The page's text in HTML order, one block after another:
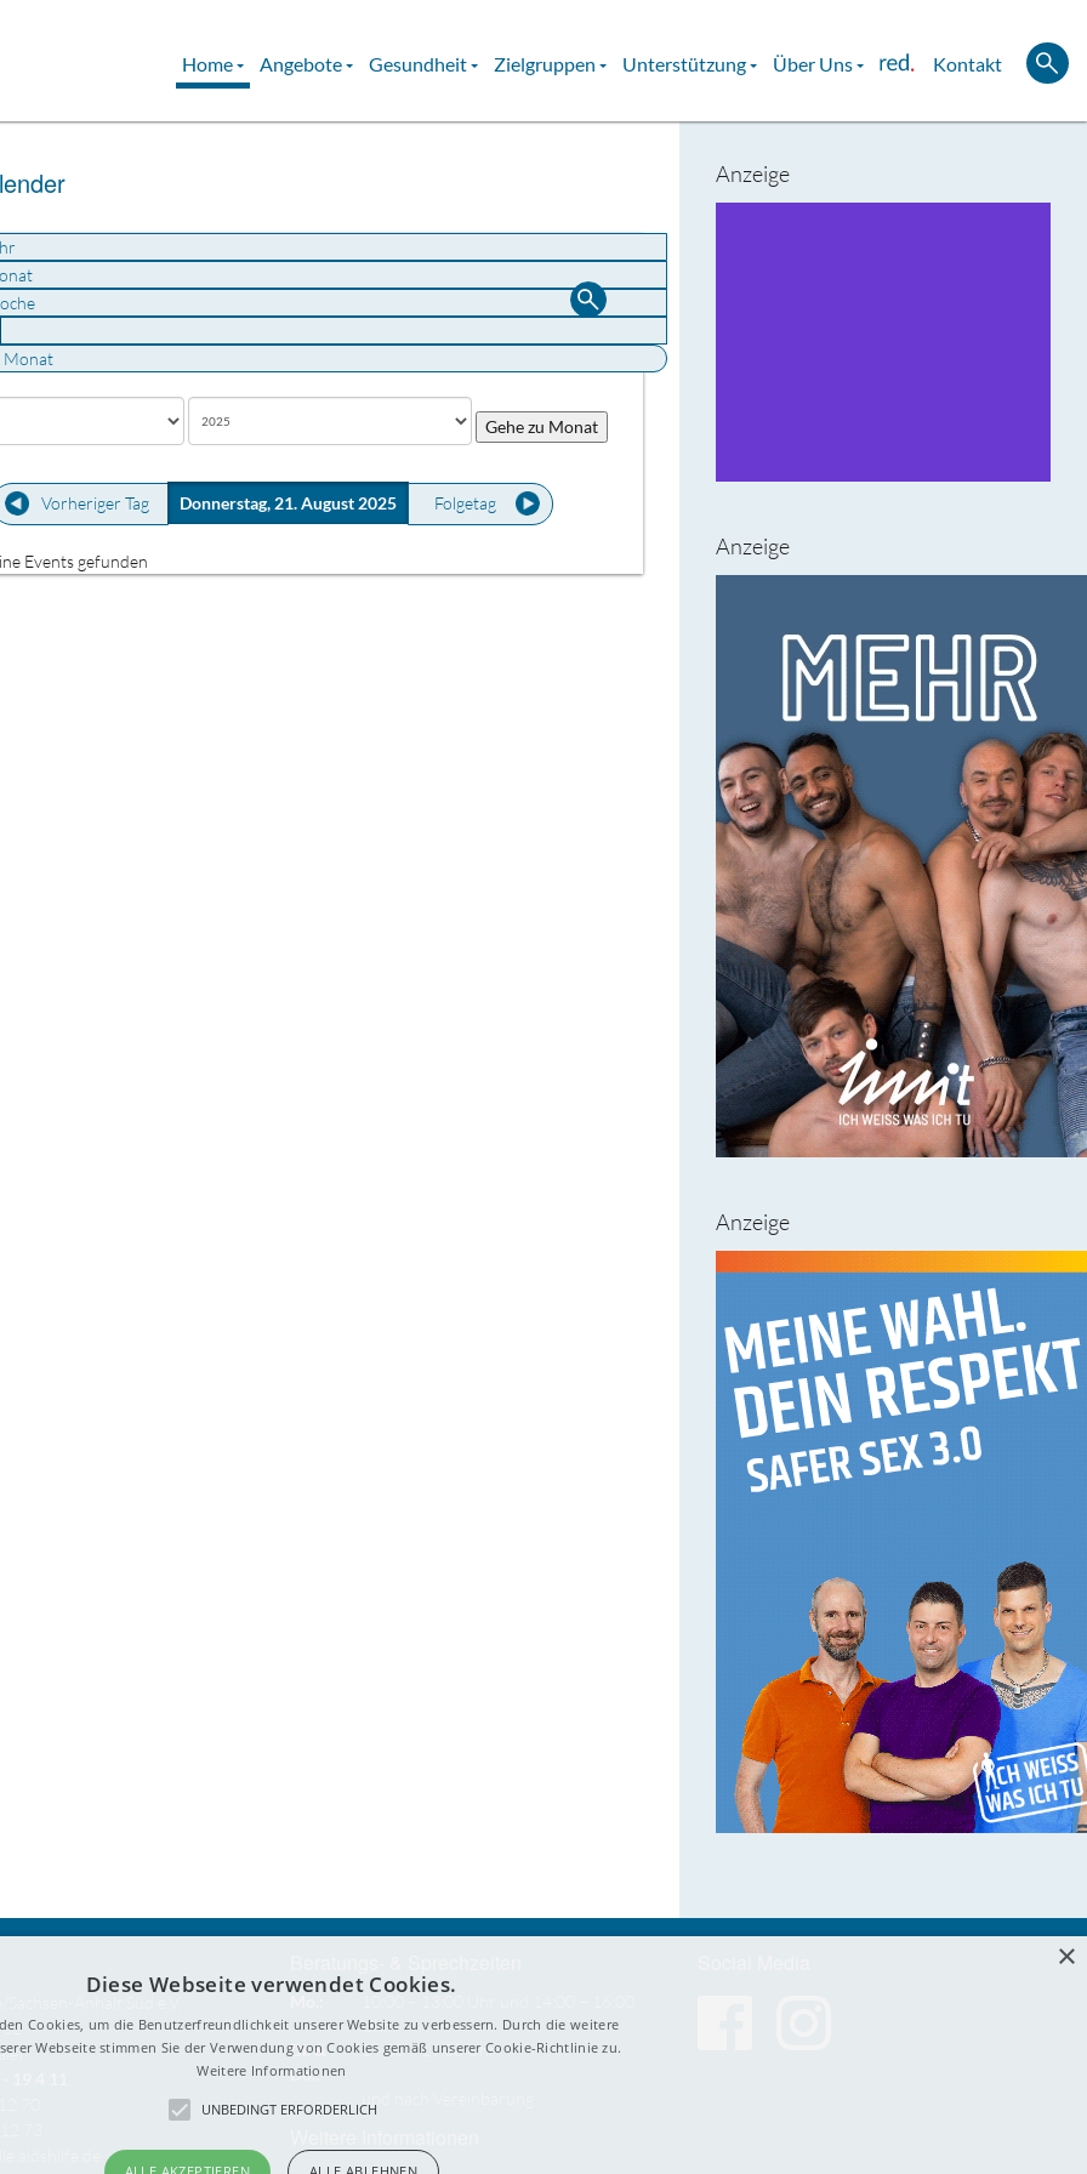
Home Angebote Gesundheit Zielgruppen Unterstützung Über Uns Kontakt
Monat
Gehe zu Monat
Vorheriger Tag Donnerstag, 21. August 2025 Folgetag
Events gefunden
Anzeige
Anzeige
Anzeige
32
Uhr
Di. &
Do.:
14:00 – 19:00 Uhr
×
Diese Webseite verwendet Cookies.
Cookies, um die Benutzerfreundlichkeit unserer Website zu verbessern. Durch die weitere
Webseite stimmen Sie der Verwendung von Cookies gemäß unserer Cookie-Richtlinie zu.
Weitere Informationen
UNBEDINGT ERFORDERLICH